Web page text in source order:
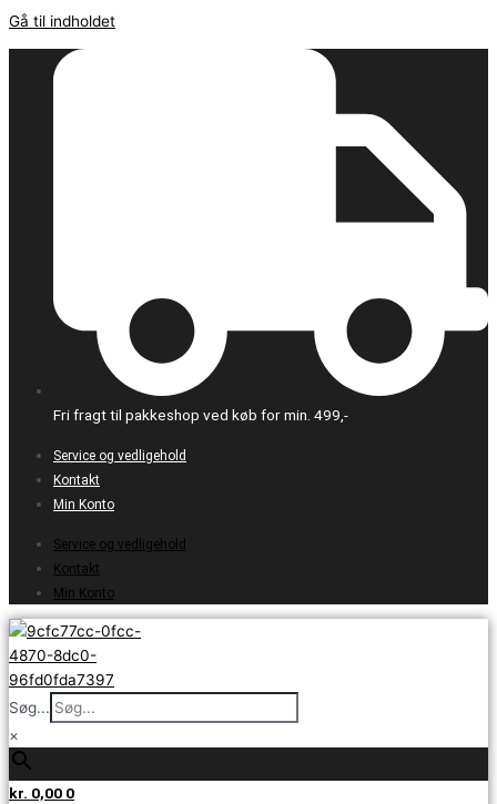
Gå til indholdet
Fri fragt til pakkeshop ved køb for min. 499,-
Service og vedligehold
Kontakt
Min Konto
Service og vedligehold
Kontakt
Min Konto
Søg...
×
kr. 0,00 0